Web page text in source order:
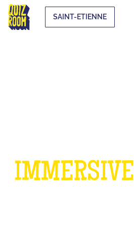
SAINT-ETIENNE